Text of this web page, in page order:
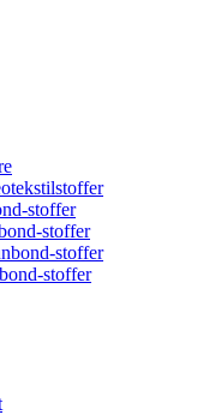
stoffer
stoffer
stoffer
stoffer